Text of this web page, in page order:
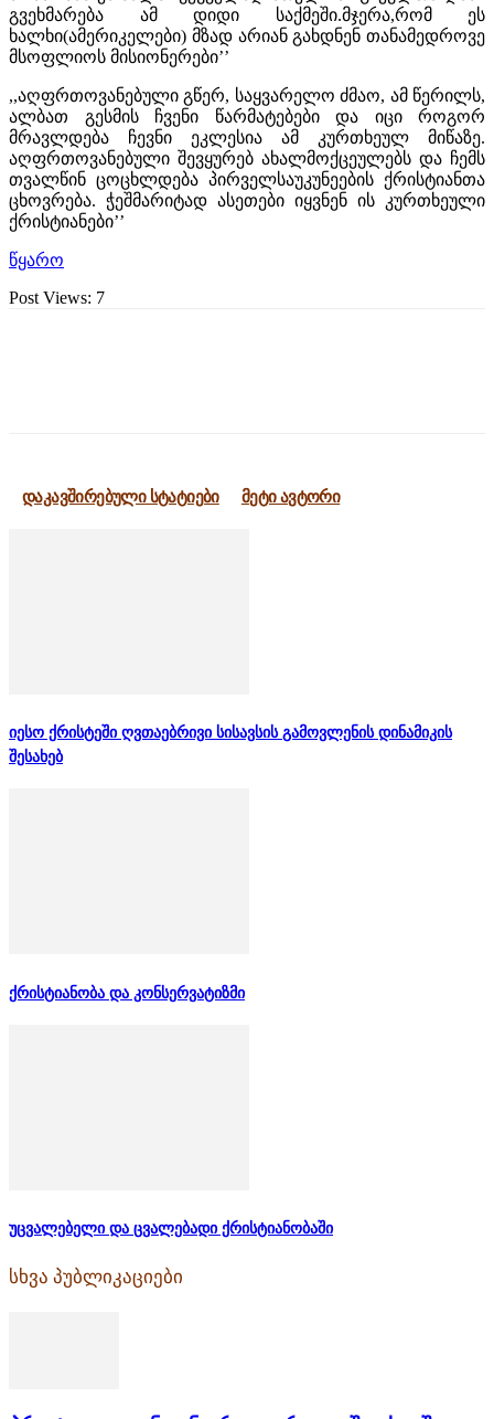
გვეხმარება ამ დიდი საქმეში.მჯერა,რომ ეს
ხალხი(ამერიკელები) მზად არიან გახდნენ თანამედროვე
მსოფლიოს მისიონერები’’
,,აღფრთოვანებული გწერ, საყვარელო ძმაო, ამ წერილს,
ალბათ გესმის ჩვენი წარმატებები და იცი როგორ
მრავლდება ჩევნი ეკლესია ამ კურთხეულ მიწაზე.
აღფრთოვანებული შევყურებ ახალმოქცეულებს და ჩემს
თვალწინ ცოცხლდება პირველსაუკუნეების ქრისტიანთა
ცხოვრება. ჭეშმარიტად ასეთები იყვნენ ის კურთხეული
ქრისტიანები’’
წყარო
Post Views: 7
დაკავშირებული სტატიები მეტი ავტორი
იესო ქრისტეში ღვთაებრივი სისავსის გამოვლენის დინამიკის
შესახებ
ქრისტიანობა და კონსერვატიზმი
უცვალებელი და ცვალებადი ქრისტიანობაში
სხვა პუბლიკაციები